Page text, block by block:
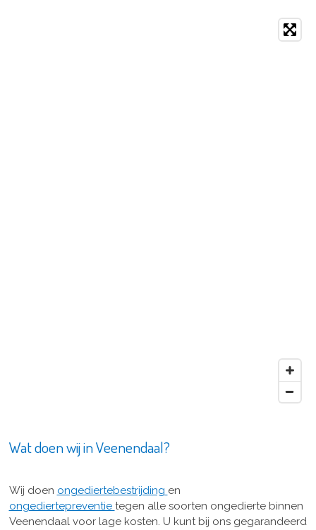
Wat doen wij in Veenendaal?
Wij doen ongediertebestrijding en
ongediertepreventie tegen alle soorten ongedierte binnen
Veenendaal voor lage kosten. U kunt bij ons gegarandeerd